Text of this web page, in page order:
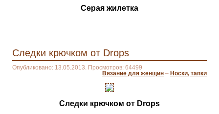
Серая жилетка
Следки крючком от Drops
Опубликовано: 13.05.2013. Просмотров: 64499
Вязание для женщин – Носки, тапки
Следки крючком от Drops